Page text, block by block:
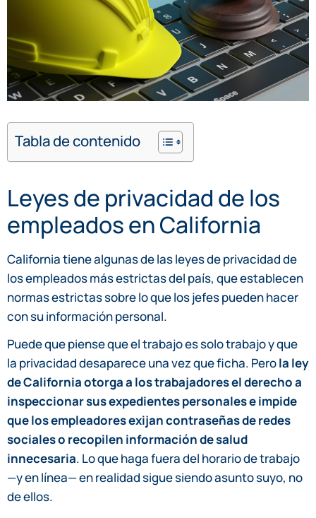
Tabla de contenido
Leyes de privacidad de los
empleados en California
California tiene algunas de las leyes de privacidad de
los empleados más estrictas del país, que establecen
normas estrictas sobre lo que los jefes pueden hacer
con su información personal.
Puede que piense que el trabajo es solo trabajo y que
la privacidad desaparece una vez que ficha. Perola ley
de California otorga a los trabajadores el derecho a
inspeccionar sus expedientes personales e impide
que los empleadores exijan contraseñas de redes
sociales o recopilen información de salud
innecesaria. Lo que haga fuera del horario de trabajo
—y en línea— en realidad sigue siendo asunto suyo, no
de ellos.